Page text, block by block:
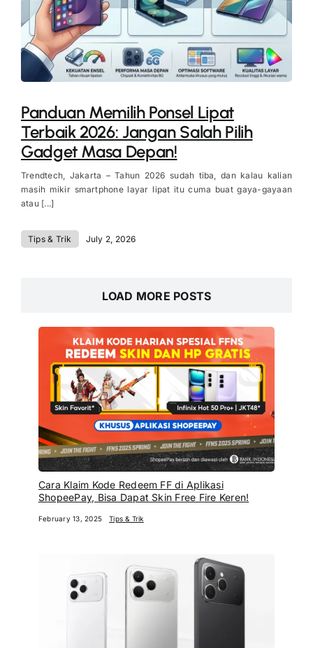
Panduan Memilih Ponsel Lipat
Terbaik 2026: Jangan Salah Pilih
Gadget Masa Depan!
Trendtech, Jakarta – Tahun 2026 sudah tiba, dan kalau kalian
masih mikir smartphone layar lipat itu cuma buat gaya-gayaan
atau [...]
Tips & Trik July 2, 2026
LOAD MORE POSTS
Cara Klaim Kode Redeem FF di Aplikasi
ShopeePay, Bisa Dapat Skin Free Fire Keren!
February 13, 2025 Tips & Trik